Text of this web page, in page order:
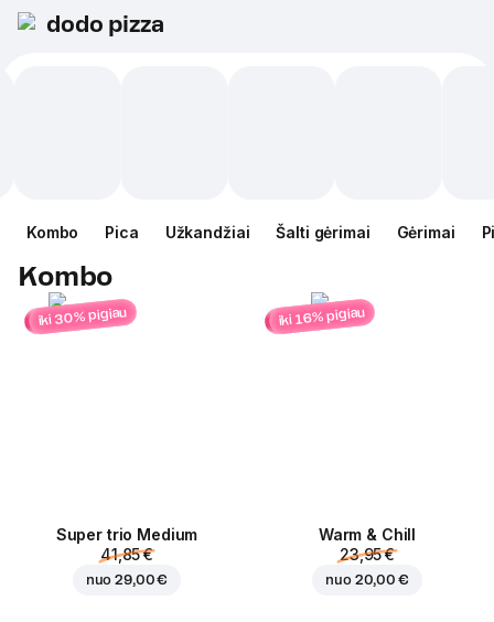
dodo pizza
Kombo Pica Užkandžiai Šalti gėrimai Gėrimai
Kombo
iki 30% pigiau
Super trio Medium
41,85 €
nuo29,00 €
iki 16% pigiau
Warm & Chill
23,95 €
nuo 20,00 €